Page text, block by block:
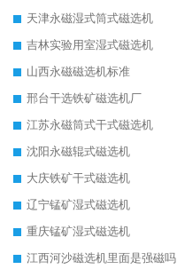
天津永磁湿式筒式磁选机
吉林实验用室湿式磁选机
山西永磁磁选机标准
邢台干选铁矿磁选机厂
江苏永磁筒式干式磁选机
沈阳永磁辊式磁选机
大庆铁矿干式磁选机
辽宁锰矿湿式磁选机
重庆锰矿湿式磁选机
江西河沙磁选机里面是强磁吗